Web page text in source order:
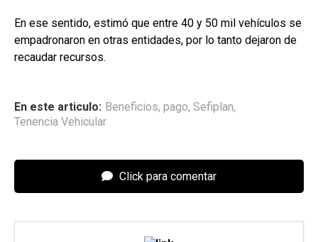
En ese sentido, estimó que entre 40 y 50 mil vehículos se
empadronaron en otras entidades, por lo tanto dejaron de
recaudar recursos.
En este articulo: Beneficios, pago, Sefiplan,
Tenencia Vehicular
Click para comentar